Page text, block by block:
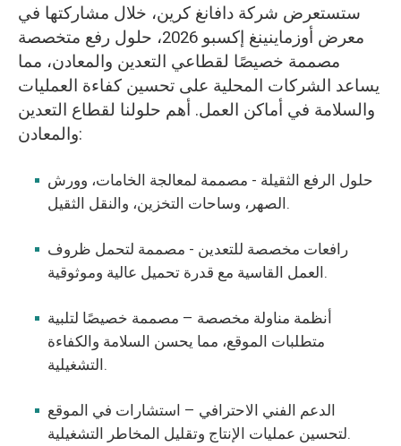
ستستعرض شركة دافانغ كرين، خلال مشاركتها في
معرض أوزماينينغ إكسبو 2026، حلول رفع متخصصة
مصممة خصيصًا لقطاعي التعدين والمعادن، مما
يساعد الشركات المحلية على تحسين كفاءة العمليات
والسلامة في أماكن العمل. أهم حلولنا لقطاع التعدين
والمعادن:
حلول الرفع الثقيلة - مصممة لمعالجة الخامات، وورش
الصهر، وساحات التخزين، والنقل الثقيل.
رافعات مخصصة للتعدين - مصممة لتحمل ظروف
العمل القاسية مع قدرة تحميل عالية وموثوقية.
أنظمة مناولة مخصصة – مصممة خصيصًا لتلبية
متطلبات الموقع، مما يحسن السلامة والكفاءة
التشغيلية.
الدعم الفني الاحترافي – استشارات في الموقع
لتحسين عمليات الإنتاج وتقليل المخاطر التشغيلية.